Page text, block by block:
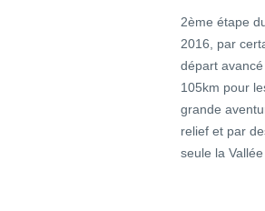
2ème étape
2016, par
départ
105km pour
grande
relief et par
seule la